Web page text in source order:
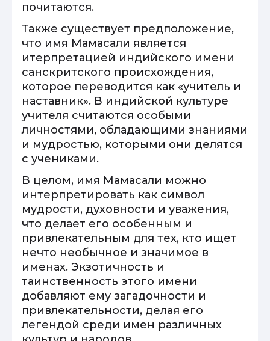
почитаются.
Также существует предположение,
что имя Мамасали является
итерпретацией индийского имени
санскритского происхождения,
которое переводится как «учитель и
наставник». В индийской культуре
учителя считаются особыми
личностями, обладающими знаниями
и мудростью, которыми они делятся
с учениками.
В целом, имя Мамасали можно
интерпретировать как символ
мудрости, духовности и уважения,
что делает его особенным и
привлекательным для тех, кто ищет
нечто необычное и значимое в
именах. Экзотичность и
таинственность этого имени
добавляют ему загадочности и
привлекательности, делая его
легендой среди имен различных